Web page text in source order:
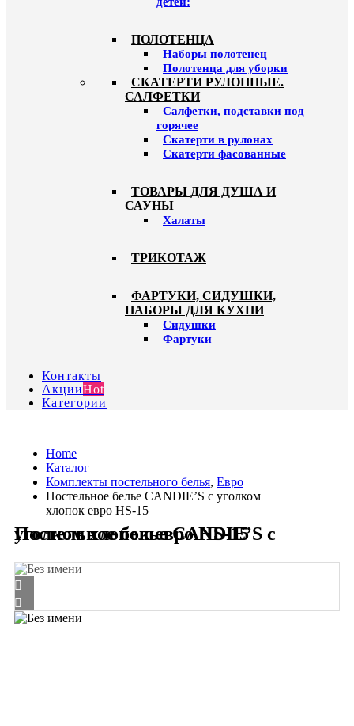
ПОЛОТЕНЦА
Наборы полотенец
Полотенца для уборки
СКАТЕРТИ РУЛОННЫЕ.
САЛФЕТКИ
Салфетки, подставки под
горячее
Скатерти в рулонах
Скатерти фасованные
ТОВАРЫ ДЛЯ ДУША И
САУНЫ
Халаты
ТРИКОТАЖ
ФАРТУКИ, СИДУШКИ,
НАБОРЫ ДЛЯ КУХНИ
Сидушки
Фартуки
Контакты
АкцииHot
Категории
Home
Каталог
Комплекты постельного белья, Евро
Постельное белье CANDIE’S с уголком
хлопок евро HS-15
Постельное белье CANDIE’S с уголком хлопок евро HS-15